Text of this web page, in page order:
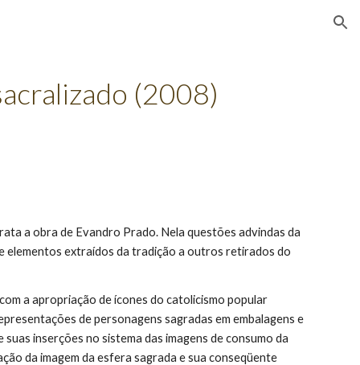
(2008)
a obra de Evandro Prado. Nela questões advindas da
elementos extraídos da tradição a outros retirados do
a apropriação de ícones do catolicismo popular
de personagens sagradas em embalagens e
inserções no sistema das imagens de consumo da
da imagem da esfera sagrada e sua conseqüente